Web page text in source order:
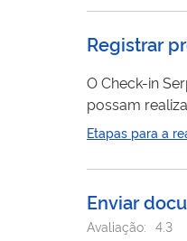
Registrar
O Check-in Serpro é um aplicativo gratuito que permite ao organizador do evento criar quantas reuniões e eventos desejar, de maneira que os participantes
possam realizar o registro de
Etapas para a
Enviar
Avaliação: 4.3